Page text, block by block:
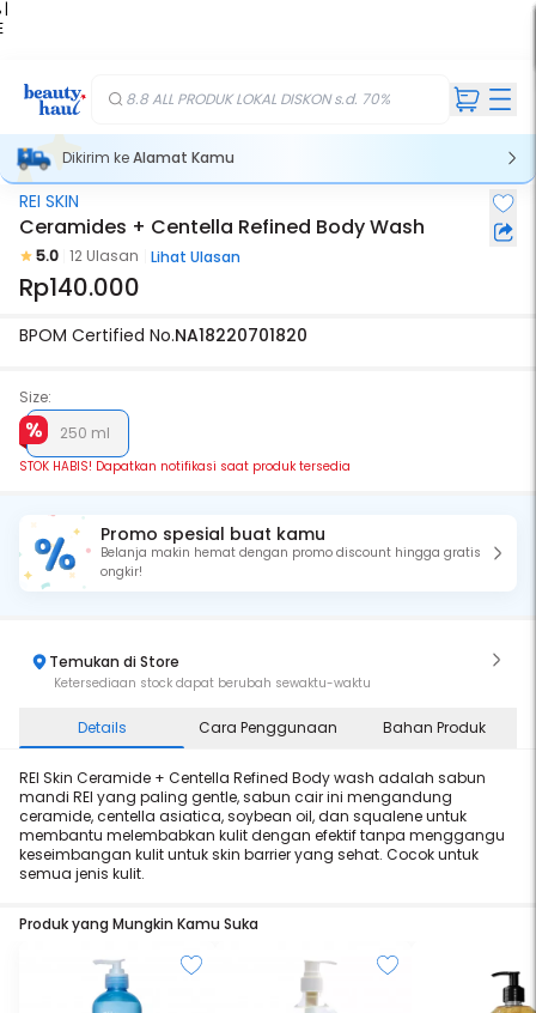
|
8.8 ALL PRODUK LOKAL DISKON s.d. 70%
Dikirim keAlamat Kamu
Stok Habis
REI SKIN
Ceramides + Centella Refined Body Wash
5.0 12 Ulasan Lihat Ulasan
Rp140.000
BPOM Certified No.NA18220701820
Size:
250 ml
STOK HABIS! Dapatkan notifikasi saat produk tersedia
Promo spesial buat kamu
Belanja makin hemat dengan promo discount hingga gratis
ongkir!
Temukan di Store
Ketersediaan stock dapat berubah sewaktu-waktu
Details Cara Penggunaan Bahan Produk
REI Skin Ceramide + Centella Refined Body wash adalah sabun
mandi REI yang paling gentle, sabun cair ini mengandung
ceramide, centella asiatica, soybean oil, dan squalene untuk
membantu melembabkan kulit dengan efektif tanpa menggangu
keseimbangan kulit untuk skin barrier yang sehat. Cocok untuk
semua jenis kulit.
Produk yang Mungkin Kamu Suka